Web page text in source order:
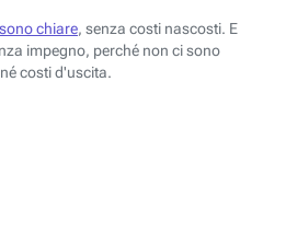
chiare, senza costi nascosti. E
impegno, perché non ci sono
costi d'uscita.